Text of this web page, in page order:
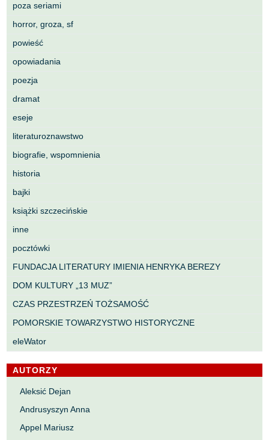
poza seriami
horror, groza, sf
powieść
opowiadania
poezja
dramat
eseje
literaturoznawstwo
biografie, wspomnienia
historia
bajki
książki szczecińskie
inne
pocztówki
FUNDACJA LITERATURY IMIENIA HENRYKA BEREZY
DOM KULTURY „13 MUZ”
CZAS PRZESTRZEŃ TOŻSAMOŚĆ
POMORSKIE TOWARZYSTWO HISTORYCZNE
eleWator
AUTORZY
Aleksić Dejan
Andrusyszyn Anna
Appel Mariusz